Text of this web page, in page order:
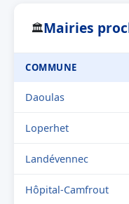
🏛Mairies
COMMUNE
Daoulas
Loperhet
Landévennec
Hôpital-Camfrout